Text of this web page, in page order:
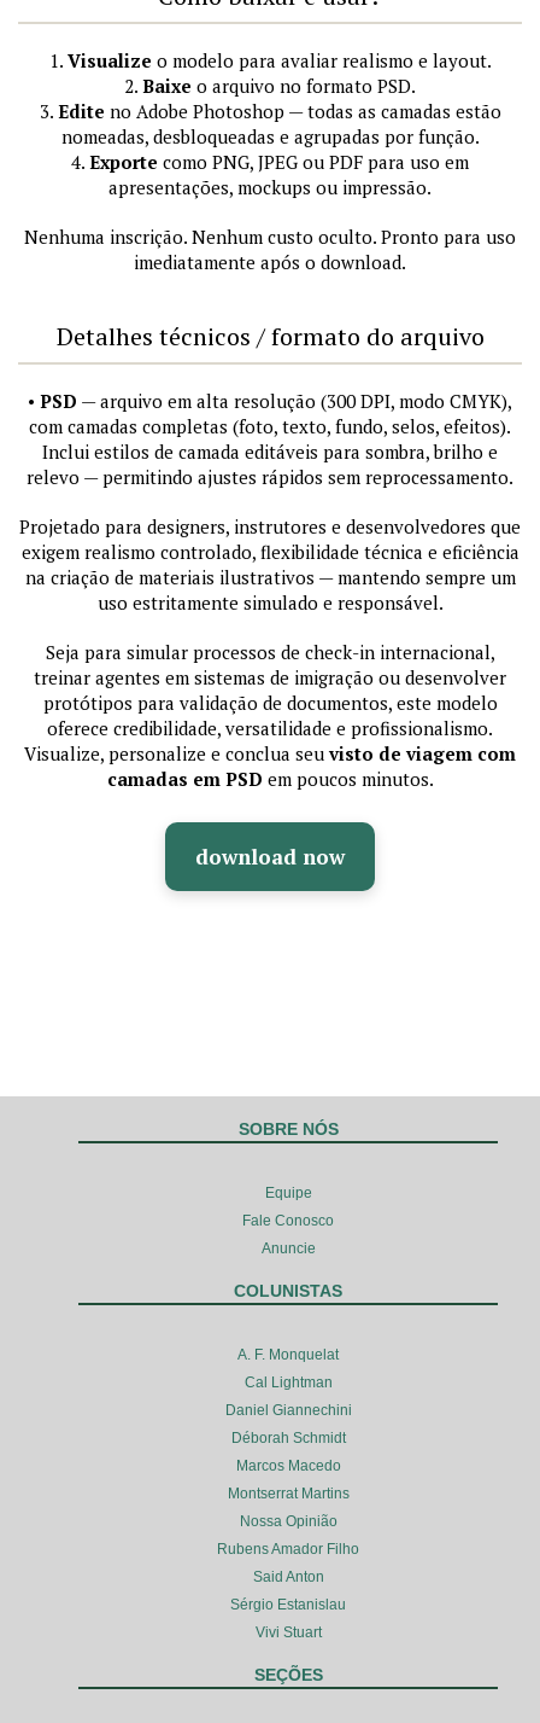
1. Visualize o modelo para avaliar realismo e layout.
2. Baixe o arquivo no formato PSD.
3. Edite no Adobe Photoshop — todas as camadas estão
nomeadas, desbloqueadas e agrupadas por função.
4. Exporte como PNG, JPEG ou PDF para uso em
apresentações, mockups ou impressão.
Nenhuma inscrição. Nenhum custo oculto. Pronto para uso
imediatamente após o download.
Detalhes técnicos / formato do arquivo
• PSD — arquivo em alta resolução (300 DPI, modo CMYK),
com camadas completas (foto, texto, fundo, selos, efeitos).
Inclui estilos de camada editáveis para sombra, brilho e
relevo — permitindo ajustes rápidos sem reprocessamento.
Projetado para designers, instrutores e desenvolvedores que
exigem realismo controlado, flexibilidade técnica e eficiência
na criação de materiais ilustrativos — mantendo sempre um
uso estritamente simulado e responsável.
Seja para simular processos de check-in internacional,
treinar agentes em sistemas de imigração ou desenvolver
protótipos para validação de documentos, este modelo
oferece credibilidade, versatilidade e profissionalismo.
Visualize, personalize e conclua seuvisto de viagem com
camadas em PSD em poucos minutos.
download now
SOBRE NÓS
Equipe
Fale Conosco
Anuncie
COLUNISTAS
A. F. Monquelat
Cal Lightman
Daniel Giannechini
Déborah Schmidt
Marcos Macedo
Montserrat Martins
Nossa Opinião
Rubens Amador Filho
Said Anton
Sérgio Estanislau
Vivi Stuart
SEÇÕES